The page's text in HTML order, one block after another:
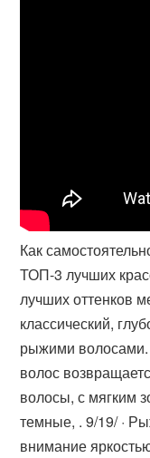
Как
ТОП-3 лучших
лучших оттенков
классический,
рыжими
волос
волосы, с мягким
темные, . 9/19/ ·
внимание